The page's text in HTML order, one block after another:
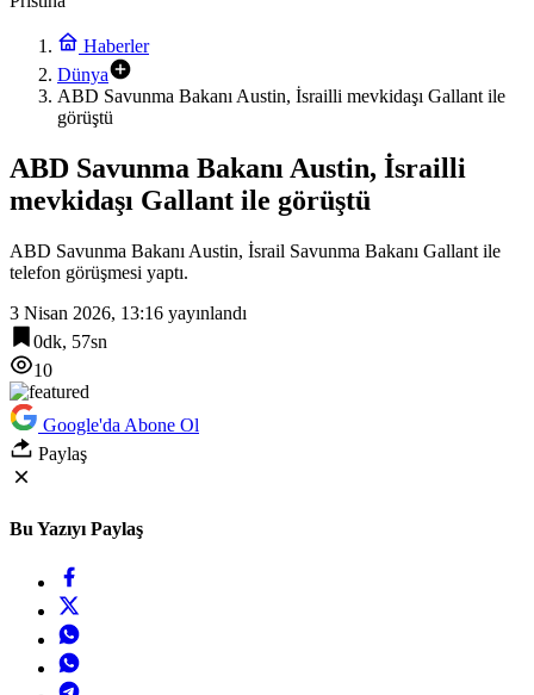
Haberler
Dünya
ABD Savunma Bakanı Austin, İsrailli mevkidaşı Gallant ile
görüştü
ABD Savunma Bakanı Austin, İsrailli
mevkidaşı Gallant ile görüştü
ABD Savunma Bakanı Austin, İsrail Savunma Bakanı Gallant ile
telefon görüşmesi yaptı.
3 Nisan 2026, 13:16 yayınlandı
0dk, 57sn
10
Google'da Abone Ol
Paylaş
Bu Yazıyı Paylaş